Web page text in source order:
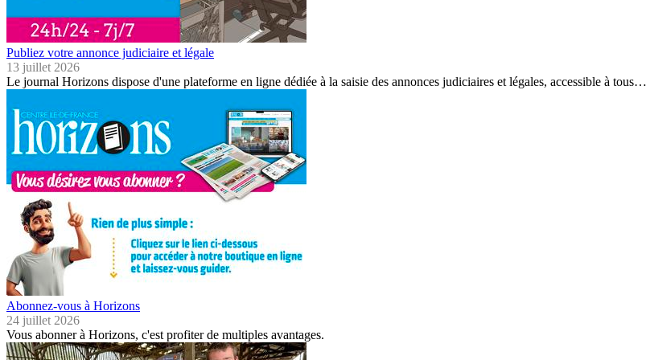
Publiez votre annonce judiciaire et légale
13 juillet 2026
Le journal Horizons dispose d'une plateforme en ligne dédiée à la saisie des annonces judiciaires et légales, accessible à tous…
Abonnez-vous à Horizons
24 juillet 2026
Vous abonner à Horizons, c'est profiter de multiples avantages.